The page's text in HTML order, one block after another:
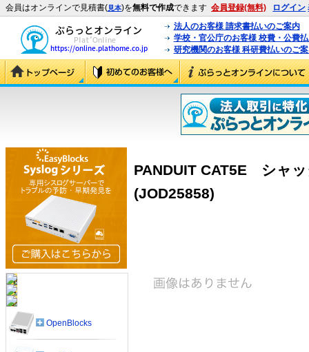
会員はオンラインで見積書(見本)を無料で作成できます 会員登録(無料) ログイン
法人のお客様 請求書払いのご案内
学校・官公庁のお客様 校費・公費
研究機関のお客様 科研費払いのご
PANDUIT CAT5E シャ
(JOD25858)
OpenBlocks